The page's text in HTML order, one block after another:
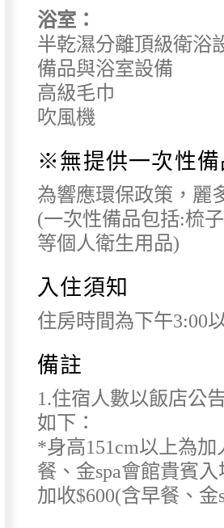
浴室：
半乾濕分離頂級衛浴
備品與浴室設備
高級毛巾
吹風機
※無提供一次性備
為響應環保政策，麗
(一次性備品包括:梳
等個人衛生用品)
入住須知
住房時間為下午3:00
備註
1.住宿人數以飯店公
如下：
*身高151cm以上為
餐、金spa會館貴賓
加收$600(含早餐、